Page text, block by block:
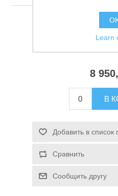
Спиннинг Mottomo
8
В
Добавить в список
Сравнить
Сообщить другу
Learn